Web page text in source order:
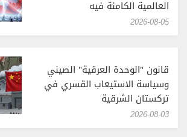
العالمية الكامنة فيه
‎2026-08-05
قانون "الوحدة العرقية" الصيني
وسياسة الاستيعاب القسري في
تركستان الشرقية
‎2026-08-03